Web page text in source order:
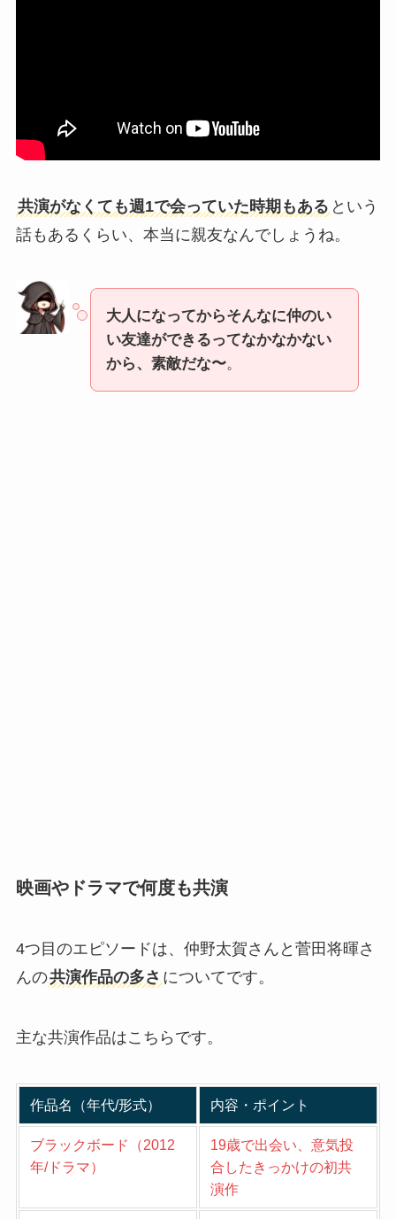
共演がなくても週1で会っていた時期もある という
話もあるくらい、本当に親友なんでしょうね。
大人になってからそんなに仲のい
い友達ができるってなかなかない
から、素敵だな〜。
映画やドラマで何度も共演
4つ目のエピソードは、仲野太賀さんと菅田将暉さ
んの共演作品の多さ についてです。
主な共演作品はこちらです。
作品名（年代/形式） 内容・ポイント
ブラックボード（2012
年/ドラマ）
19歳で出会い、意気投
合したきっかけの初共
演作